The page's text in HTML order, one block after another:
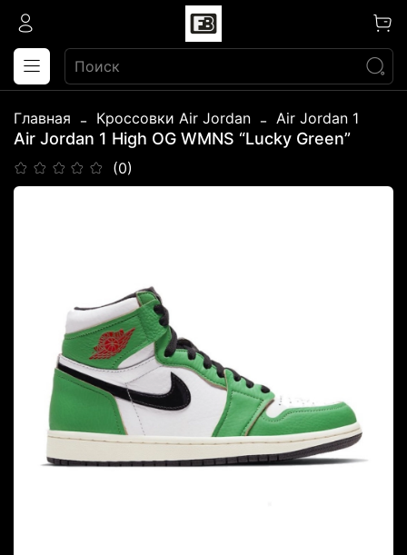
Главная Кроссовки Air Jordan Air Jordan 1
Air Jordan 1 High OG WMNS “Lucky Green”
(0)